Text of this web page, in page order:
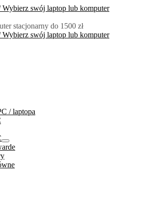
stacjonarny do 1500 zł
lub komputer stacjonarny
/ laptopa
Show
sub